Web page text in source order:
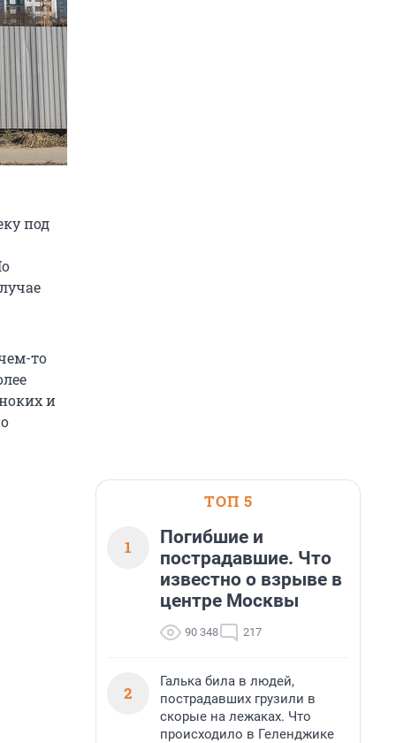
под
то
и
ТОП 5
1
Погибшие и
пострадавшие. Что
известно о взрыве в
центре Москвы
90 348 217
2
Галька била в людей,
пострадавших грузили в
скорые на лежаках. Что
происходило в Геленджике